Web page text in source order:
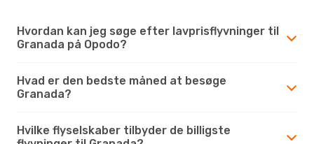
Hvordan kan jeg søge efter lavprisflyvninger til
Granada på Opodo?
Hvad er den bedste måned at besøge
Granada?
Hvilke flyselskaber tilbyder de billigste